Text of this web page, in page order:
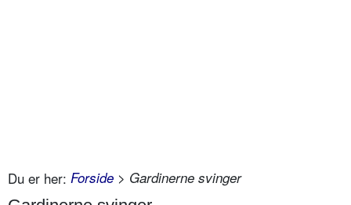
Du er her: Forside > Gardinerne svinger